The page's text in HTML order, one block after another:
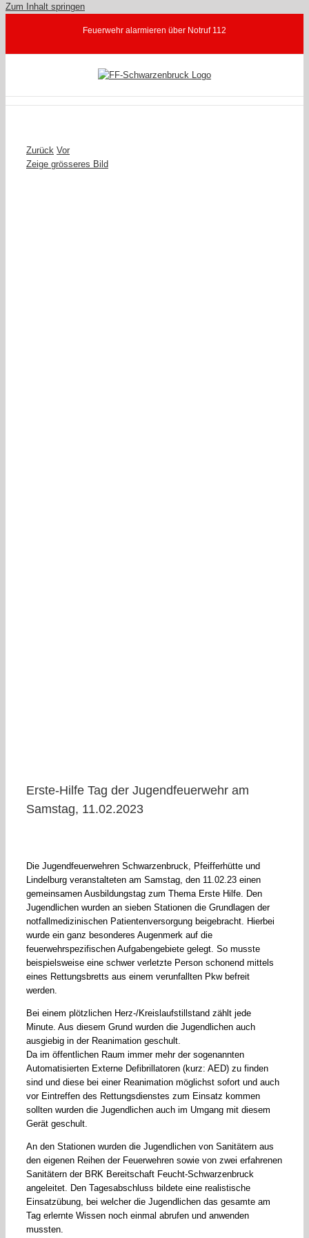
Zum Inhalt springen
Feuerwehr alarmieren über Notruf 112
Zurück Vor
Zeige grösseres Bild
Erste-Hilfe Tag der Jugendfeuerwehr am
Samstag, 11.02.2023
Die Jugendfeuerwehren Schwarzenbruck, Pfeifferhütte und
Lindelburg veranstalteten am Samstag, den 11.02.23 einen
gemeinsamen Ausbildungstag zum Thema Erste Hilfe. Den
Jugendlichen wurden an sieben Stationen die Grundlagen der
notfallmedizinischen Patientenversorgung beigebracht. Hierbei
wurde ein ganz besonderes Augenmerk auf die
feuerwehrspezifischen Aufgabengebiete gelegt. So musste
beispielsweise eine schwer verletzte Person schonend mittels
eines Rettungsbretts aus einem verunfallten Pkw befreit
werden.
Bei einem plötzlichen Herz-/Kreislaufstillstand zählt jede
Minute. Aus diesem Grund wurden die Jugendlichen auch
ausgiebig in der Reanimation geschult.
Da im öffentlichen Raum immer mehr der sogenannten
Automatisierten Externe Defibrillatoren (kurz: AED) zu finden
sind und diese bei einer Reanimation möglichst sofort und auch
vor Eintreffen des Rettungsdienstes zum Einsatz kommen
sollten wurden die Jugendlichen auch im Umgang mit diesem
Gerät geschult.
An den Stationen wurden die Jugendlichen von Sanitätern aus
den eigenen Reihen der Feuerwehren sowie von zwei erfahrenen
Sanitätern der BRK Bereitschaft Feucht-Schwarzenbruck
angeleitet. Den Tagesabschluss bildete eine realistische
Einsatzübung, bei welcher die Jugendlichen das gesamte am
Tag erlernte Wissen noch einmal abrufen und anwenden
mussten.